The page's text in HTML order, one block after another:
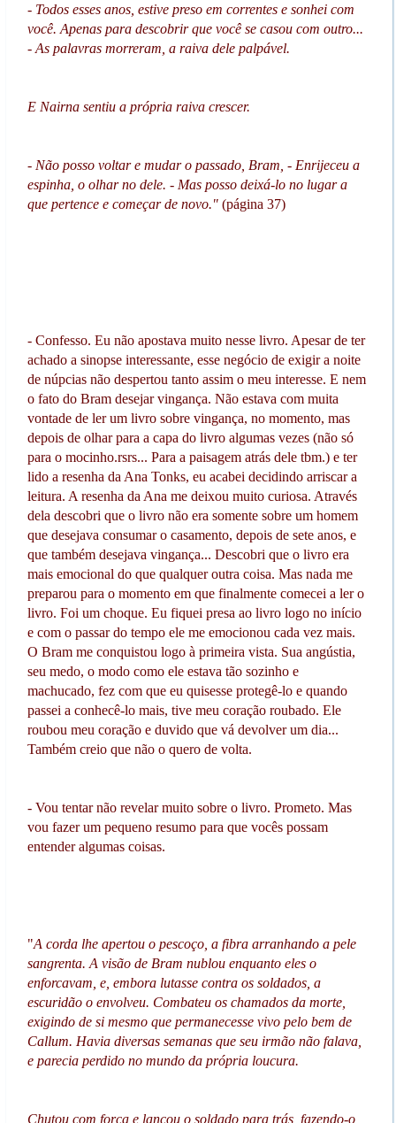
- Todos esses anos, estive preso em correntes e sonhei com
você. Apenas para descobrir que você se casou com outro...
- As palavras morreram, a raiva dele palpável.
E Nairna sentiu a própria raiva crescer.
- Não posso voltar e mudar o passado, Bram, - Enrijeceu a
espinha, o olhar no dele. - Mas posso deixá-lo no lugar a
que pertence e começar de novo."(página 37)
- Confesso. Eu não apostava muito nesse livro. Apesar de ter
achado a sinopse interessante, esse negócio de exigir a noite
de núpcias não despertou tanto assim o meu interesse. E nem
o fato do Bram desejar vingança. Não estava com muita
vontade de ler um livro sobre vingança, no momento, mas
depois de olhar para a capa do livro algumas vezes (não só
para o mocinho.rsrs... Para a paisagem atrás dele tbm.) e ter
lido a resenha da Ana Tonks, eu acabei decidindo arriscar a
leitura. A resenha da Ana me deixou muito curiosa. Através
dela descobri que o livro não era somente sobre um homem
que desejava consumar o casamento, depois de sete anos, e
que também desejava vingança... Descobri que o livro era
mais emocional do que qualquer outra coisa. Mas nada me
preparou para o momento em que finalmente comecei a ler o
livro. Foi um choque. Eu fiquei presa ao livro logo no início
e com o passar do tempo ele me emocionou cada vez mais.
O Bram me conquistou logo à primeira vista. Sua angústia,
seu medo, o modo como ele estava tão sozinho e
machucado, fez com que eu quisesse protegê-lo e quando
passei a conhecê-lo mais, tive meu coração roubado. Ele
roubou meu coração e duvido que vá devolver um dia...
Também creio que não o quero de volta.
- Vou tentar não revelar muito sobre o livro. Prometo. Mas
vou fazer um pequeno resumo para que vocês possam
entender algumas coisas.
"A corda lhe apertou o pescoço, a fibra arranhando a pele
sangrenta. A visão de Bram nublou enquanto eles o
enforcavam, e, embora lutasse contra os soldados, a
escuridão o envolveu. Combateu os chamados da morte,
exigindo de si mesmo que permanecesse vivo pelo bem de
Callum. Havia diversas semanas que seu irmão não falava,
e parecia perdido no mundo da própria loucura.
Chutou com força e lançou o soldado para trás, fazendo-o